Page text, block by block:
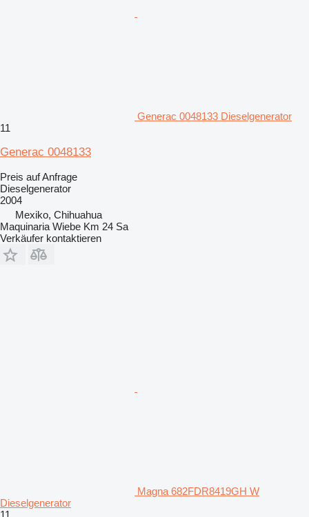
Generac 0048133 Dieselgenerator
11
Generac 0048133
Preis auf Anfrage
Dieselgenerator
2004
Mexiko, Chihuahua
Maquinaria Wiebe Km 24 Sa
Verkäufer kontaktieren
Magna 682FDR8419GH W
Dieselgenerator
11